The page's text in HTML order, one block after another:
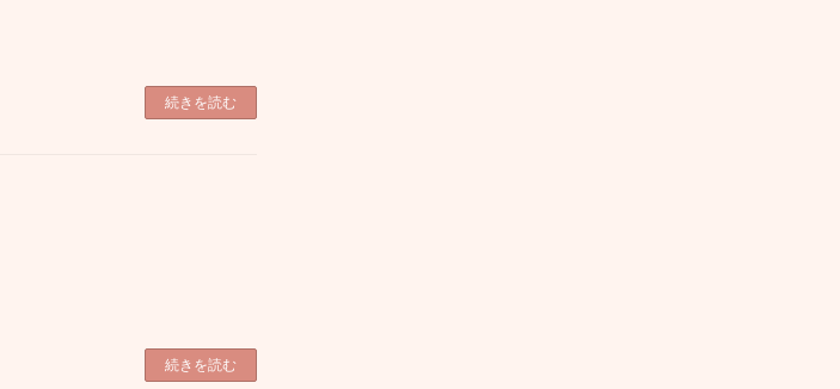
続きを読む
続きを読む